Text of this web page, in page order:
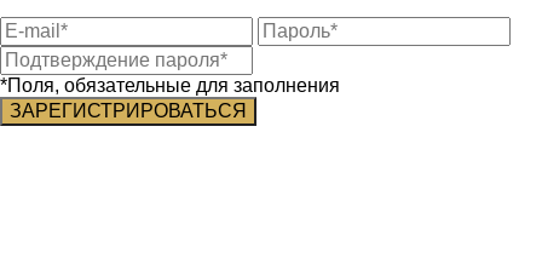
*Поля, обязательные для заполнения